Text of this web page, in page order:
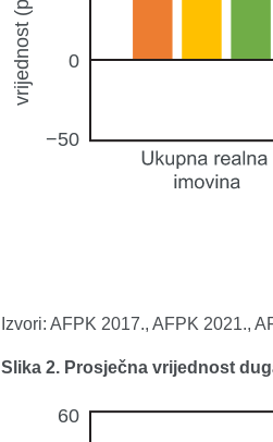
Izvori: AFPK 2017., AFPK 2021.,
Slika 2. Prosječna vrijednost